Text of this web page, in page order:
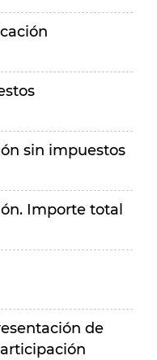
sin impuestos
Importe total
de